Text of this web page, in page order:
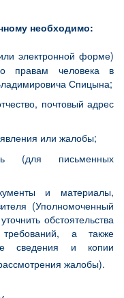
необходимо:
электронной форме)
правам человека в
Спицына;
почтовый адрес
или жалобы;
(для письменных
и материалы,
(Уполномоченный
обстоятельства
а также
сведения и копии
жалобы).